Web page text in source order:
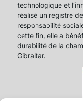
technologique et
réalisé un registre
responsabilité
cette fin, elle a
durabilité de la
Gibraltar.